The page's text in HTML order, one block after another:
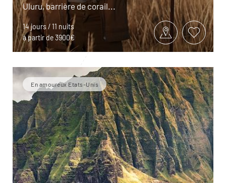
Uluru, barrière de corail...
14 jours / 11 nuits
à partir de 3900€
En amoureux Etats-Unis